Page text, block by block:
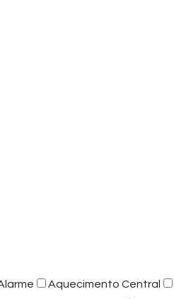
Aquecimento Central